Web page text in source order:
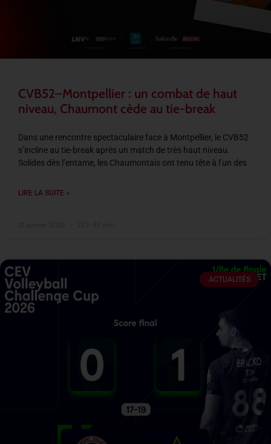
CVB52–Montpellier : un combat de haut
niveau, Chaumont cède au tie-break
Dans une rencontre spectaculaire face à Montpellier, le CVB52
s’incline au tie-break après un match de très haut niveau.
Solides dès l’entame, les Chaumontais ont tenu tête à l’un des
LIRE LA SUITE »
ACTUALITÉS